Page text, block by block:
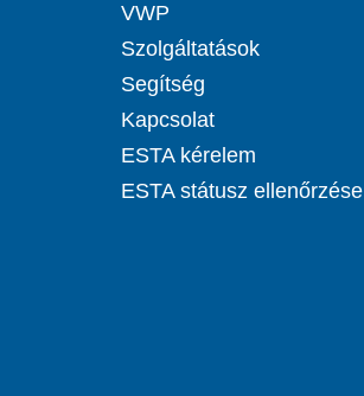
VWP
Szolgáltatások
Segítség
Kapcsolat
ESTA kérelem
ESTA státusz ellenőrzése